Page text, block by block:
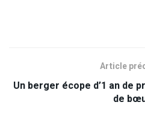
Article
Un berger écope d’1 an de
de